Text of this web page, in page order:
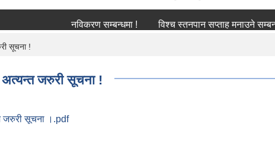
नविकरण सम्बन्धमा ! विश्च स्तनपान सप्ताह मनाउने सम्बन्धी
सूचना !
अत्यन्त जरुरी सूचना !
जरुरी सूचना ।.pdf